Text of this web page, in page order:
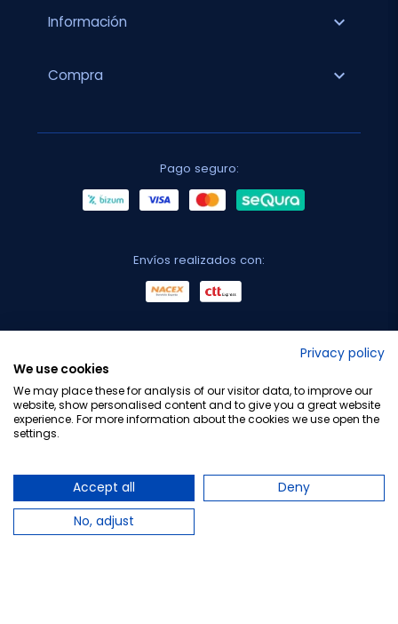
Información expand_more
Compra expand_more
Pago seguro:
Envíos realizados con:
Privacy policy
We use cookies
We may place these for analysis of our visitor data, to improve our
website, show personalised content and to give you a great website
experience. For more information about the cookies we use open the
settings.
Accept all
Deny
No, adjust